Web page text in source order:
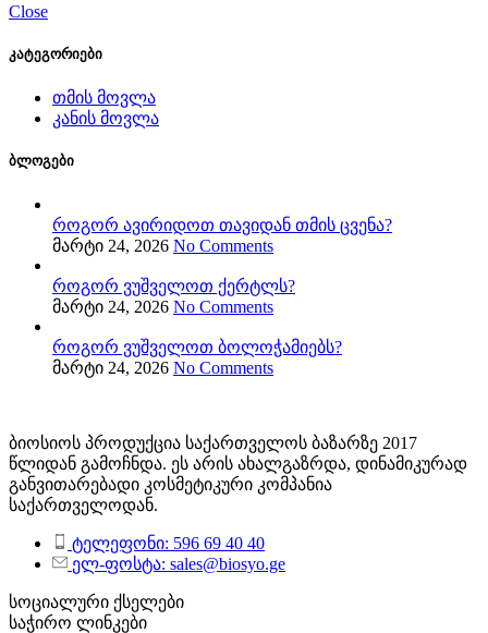
Close
კატეგორიები
თმის მოვლა
კანის მოვლა
ბლოგები
როგორ ავირიდოთ თავიდან თმის ცვენა?
მარტი 24, 2026 No Comments
როგორ ვუშველოთ ქერტლს?
მარტი 24, 2026 No Comments
როგორ ვუშველოთ ბოლოჭამიებს?
მარტი 24, 2026 No Comments
ბიოსიოს პროდუქცია საქართველოს ბაზარზე 2017
წლიდან გამოჩნდა. ეს არის ახალგაზრდა, დინამიკურად
განვითარებადი კოსმეტიკური კომპანია
საქართველოდან.
ტელეფონი: 596 69 40 40
ელ-ფოსტა: sales@biosyo.ge
სოციალური ქსელები
საჭირო ლინკები